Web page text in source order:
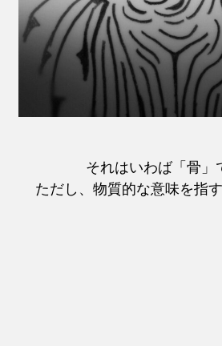
それはいわば「骨」
ただし、物質的な意味を指